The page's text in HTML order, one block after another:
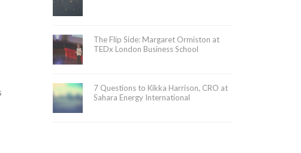
The Flip Side: Margaret Ormiston at
TEDx London Business School
7 Questions to Kikka Harrison, CRO at
Sahara Energy International